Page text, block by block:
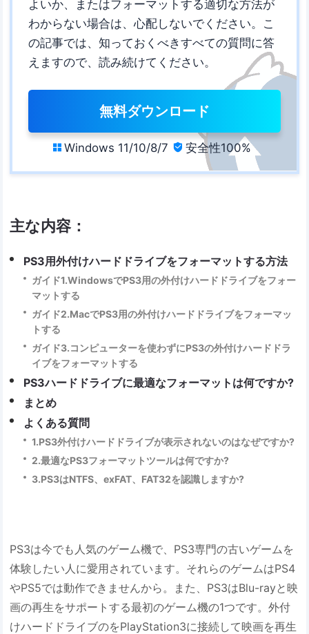
よいか、またはフォーマットする適切な方法が
わからない場合は、心配しないでください。こ
の記事では、知っておくべきすべての質問に答
えますので、読み続けてください。
無料ダウンロード
 Windows 11/10/8/7  安全性100%
主な内容：
PS3用外付けハードドライブをフォーマットする方法
ガイド1.WindowsでPS3用の外付けハードドライブをフォー
マットする
ガイド2.MacでPS3用の外付けハードドライブをフォーマッ
トする
ガイド3.コンピューターを使わずにPS3の外付けハードドラ
イブをフォーマットする
PS3ハードドライブに最適なフォーマットは何ですか?
まとめ
よくある質問
1.PS3外付けハードドライブが表示されないのはなぜですか?
2.最適なPS3フォーマットツールは何ですか?
3.PS3はNTFS、exFAT、FAT32を認識しますか?
PS3は今でも人気のゲーム機で、PS3専門の古いゲームを
体験したい人に愛用されています。それらのゲームはPS4
やPS5では動作できませんから。また、PS3はBlu-rayと映
画の再生をサポートする最初のゲーム機の1つです。外付
けハードドライブのをPlayStation3に接続して映画を再生